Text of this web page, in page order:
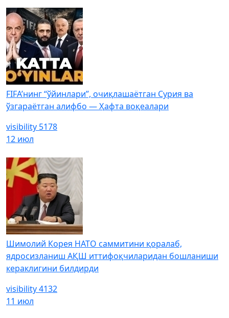
FIFA’нинг “ўйинлари”, очиқлашаётган Сурия ва
ўзгараётган алифбо — Ҳафта воқеалари
visibility 5178
12 июл
Шимолий Корея НАТО саммитини қоралаб,
ядросизланиш АҚШ иттифоқчиларидан бошланиши
кераклигини билдирди
visibility4132
11 июл